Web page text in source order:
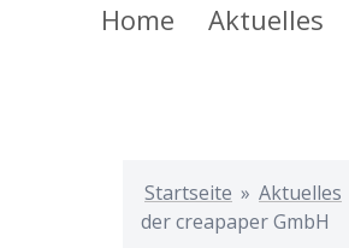
Home Aktuelles
Startseite » Aktuelles
der creapaper GmbH